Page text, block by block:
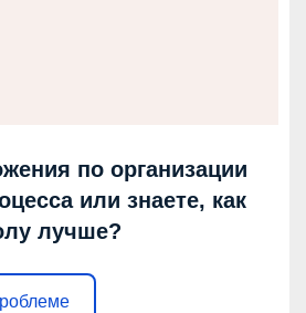
по организации
или знаете, как
лучше?